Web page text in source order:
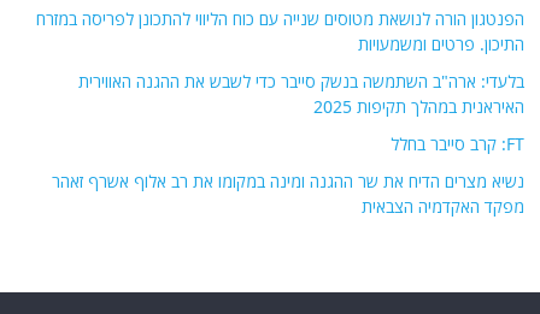
הפנטגון הורה לנושאת מטוסים שנייה עם כוח הליווי להתכונן לפריסה במזרח
התיכון. פרטים ומשמעויות
בלעדי: ארה"ב השתמשה בנשק סייבר כדי לשבש את ההגנה האווירית
האיראנית במהלך תקיפות 2025
FT: קרב סייבר בחלל
נשיא מצרים הדיח את שר ההגנה ומינה במקומו את רב אלוף אשרף זאהר
מפקד האקדמיה הצבאית